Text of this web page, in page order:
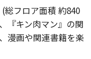
総フロア面積 約840
『キン肉マン』の関
漫画や関連書籍を楽